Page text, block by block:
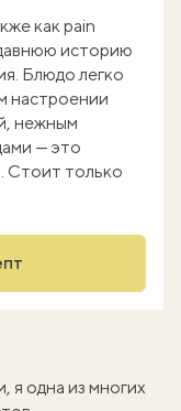
как pain
историю
Блюдо легко
настроении
нежным
— это
Стоит только
я одна из многих